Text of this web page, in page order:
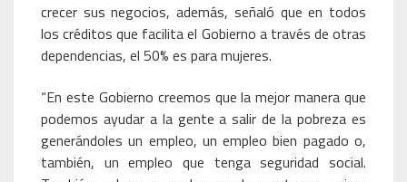
crecer sus negocios, además, señaló que en todos
los créditos que facilita el Gobierno a través de otras
dependencias, el 50% es para mujeres.
“En este Gobierno creemos que la mejor manera que
podemos ayudar a la gente a salir de la pobreza es
generándoles un empleo, un empleo bien pagado o,
también, un empleo que tenga seguridad social.